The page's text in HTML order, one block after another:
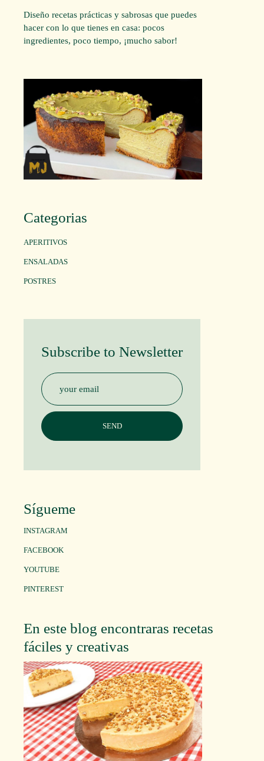
Diseño recetas prácticas y sabrosas que puedes
hacer con lo que tienes en casa: pocos
ingredientes, poco tiempo, ¡mucho sabor!
Categorias
APERITIVOS
ENSALADAS
POSTRES
Subscribe to Newsletter
Sígueme
INSTAGRAM
FACEBOOK
YOUTUBE
PINTEREST
En este blog encontraras recetas
fáciles y creativas